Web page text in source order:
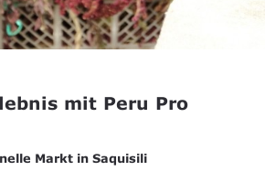
mit Peru Pro
Markt in Saquisili